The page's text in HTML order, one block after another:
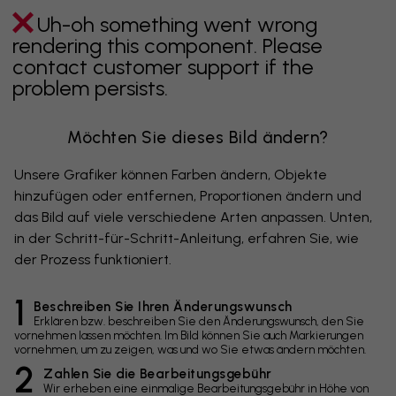
Uh-oh something went wrong
rendering this component. Please
contact customer support if the
problem persists.
Möchten Sie dieses Bild ändern?
Unsere Grafiker können Farben ändern, Objekte
hinzufügen oder entfernen, Proportionen ändern und
das Bild auf viele verschiedene Arten anpassen. Unten,
in der Schritt-für-Schritt-Anleitung, erfahren Sie, wie
der Prozess funktioniert.
1 Beschreiben Sie Ihren Änderungswunsch
Erklären bzw. beschreiben Sie den Änderungswunsch, den Sie
vornehmen lassen möchten. Im Bild können Sie auch Markierungen
vornehmen, um zu zeigen, was und wo Sie etwas ändern möchten.
2 Zahlen Sie die Bearbeitungsgebühr
Wir erheben eine einmalige Bearbeitungsgebühr in Höhe von